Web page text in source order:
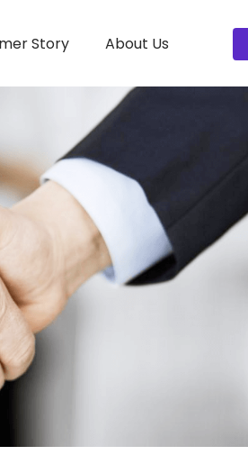
Story About Us